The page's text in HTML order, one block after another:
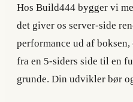
Hos Build444 bygger vi
det giver os server-side
performance ud af
fra en 5-siders side til en
grunde. Din udvikler bør